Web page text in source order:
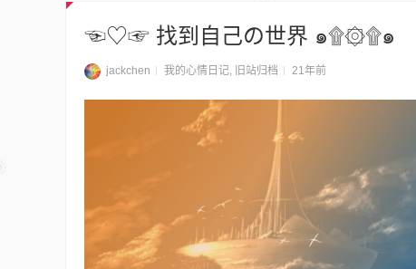
☜♡☞ 找到自己の世界 ๑۩۞۩๑
jackchen 我的心情日记, 旧站归档 21年前